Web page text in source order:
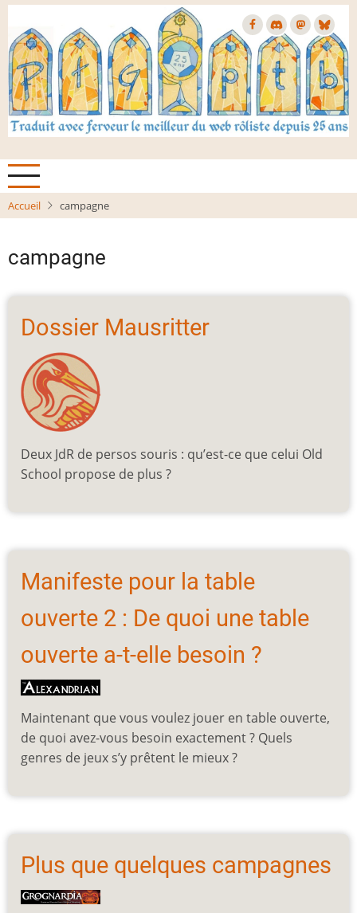
Aller
contenu
principal
Accueil campagne
campagne
Dossier Mausritter
Deux JdR de persos souris : qu’est-ce que celui Old
School propose de plus ?
Manifeste pour la table
ouverte 2 : De quoi une table
ouverte a-t-elle besoin ?
Maintenant que vous voulez jouer en table ouverte,
de quoi avez-vous besoin exactement ? Quels
genres de jeux s’y prêtent le mieux ?
Plus que quelques campagnes